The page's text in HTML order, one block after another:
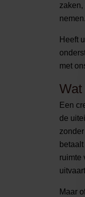
nemen.
Heeft
met
Een
de
ruimte
Maar